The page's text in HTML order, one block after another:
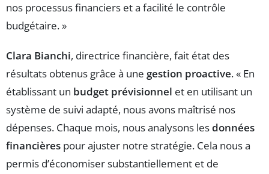
nos processus financiers et a facilité le contrôle
budgétaire. »
Clara Bianchi, directrice financière, fait état des
résultats obtenus grâce à une gestion proactive. « En
établissant un budget prévisionnel et en utilisant un
système de suivi adapté, nous avons maîtrisé nos
dépenses. Chaque mois, nous analysons lesdonnées
financières pour ajuster notre stratégie. Cela nous a
permis d’économiser substantiellement et de